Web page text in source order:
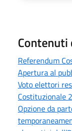
Referendum
Apertura al
Voto elettori
Costituzionale
Opzione da